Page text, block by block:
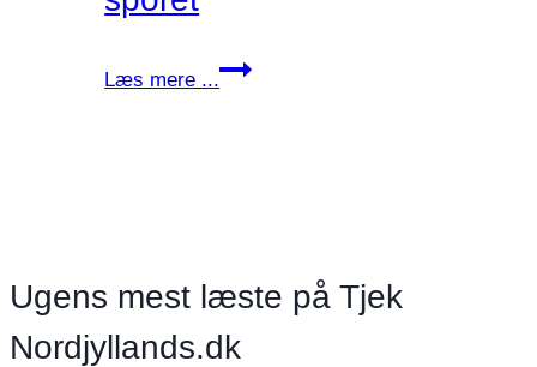
Læs mere ...
Klimapolitikken
sporet
Ugens mest læste på Tjek
Nordjyllands.dk